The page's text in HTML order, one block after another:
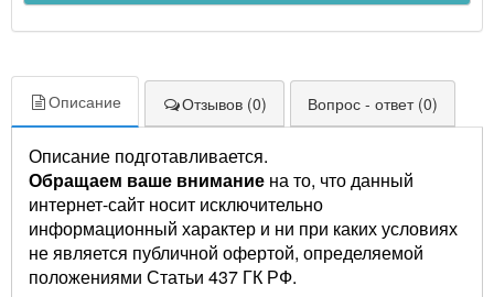
Описание Отзывов (0) Вопрос - ответ (0)
Описание подготавливается.
Обращаем ваше внимание на то, что данный
интернет-сайт носит исключительно
информационный характер и ни при каких условиях
не является публичной офертой, определяемой
положениями Статьи 437 ГК РФ.